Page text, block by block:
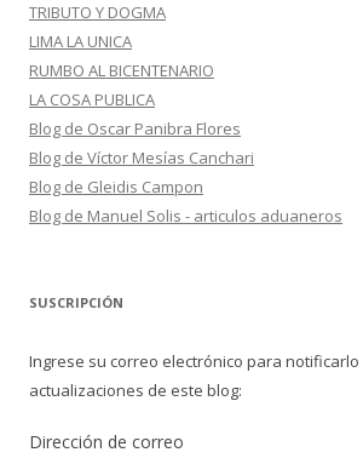
TRIBUTO Y DOGMA
LIMA LA UNICA
RUMBO AL BICENTENARIO
LA COSA PUBLICA
Blog de Oscar Panibra Flores
Blog de Víctor Mesías Canchari
Blog de Gleidis Campon
Blog de Manuel Solis - articulos aduaneros
SUSCRIPCIÓN
Ingrese su correo electrónico para notificarlo
actualizaciones de este blog:
Dirección de correo